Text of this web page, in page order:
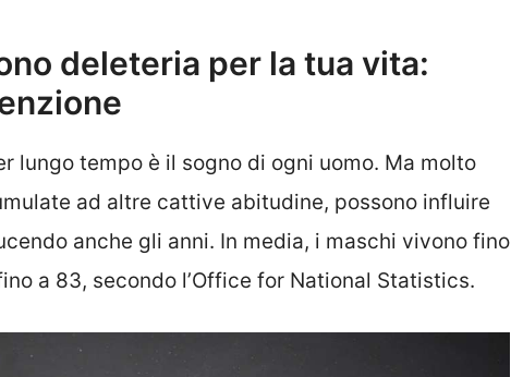
deleteria per la tua vita:
lungo tempo è il sogno di ogni uomo. Ma molto
ad altre cattive abitudine, possono influire
anche gli anni. In media, i maschi vivono fino
a 83, secondo l’Office for National Statistics.